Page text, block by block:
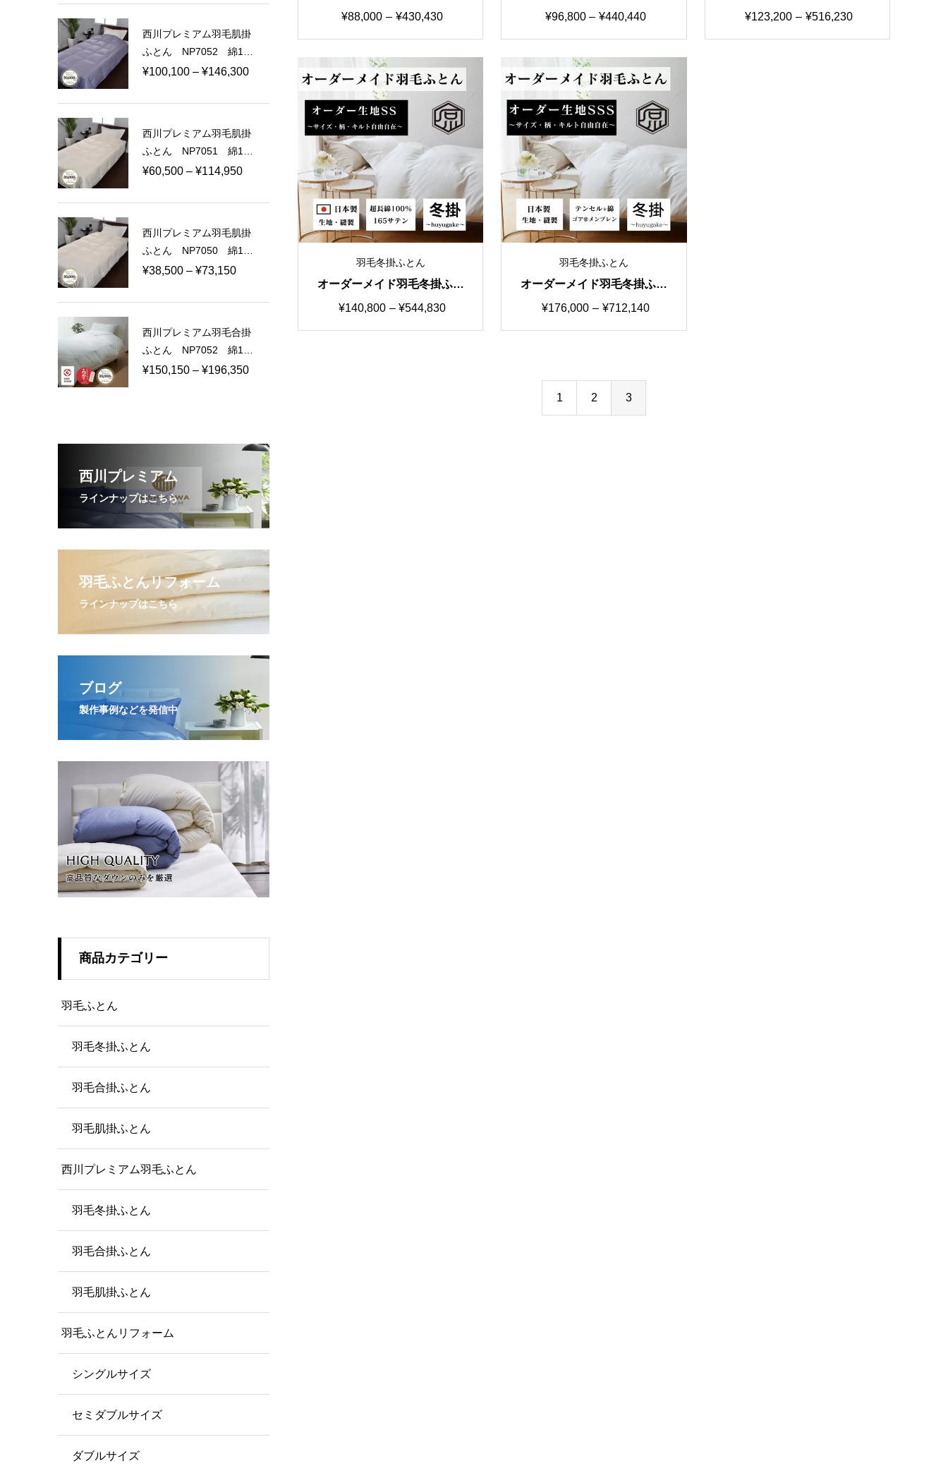
ん 国産生地B カスタマイズ
¥88,000 – ¥430,430
価
帯:
¥88,000
–
¥430,430
ん 国産生地C カスタマイズ
¥96,800 – ¥440,440
価
帯:
¥96,800
¥440,440
ん 国産生地S カスタマイズ
¥123,200 – ¥516,230
価
羽毛冬掛ふとん
オーダーメイド羽毛冬掛ふと
ん 国産生地SS カスタマイ
¥140,800 – ¥544,830
価
羽毛冬掛ふとん
オーダーメイド羽毛冬掛ふと
ん 国産生地SSS カスタマ
¥176,000 – ¥712,140
価
1 2 3
帯:
–
西川プレミアム羽毛肌掛
ふとん NP7052 綿10
0％ 80ラムコサテン
¥100,100 – ¥146,300価
帯:
–
西川プレミアム羽毛肌掛
ふとん NP7051 綿10
0％ 60ラムコサテン
¥60,500 – ¥114,950価
帯:
–
西川プレミアム羽毛肌掛
ふとん NP7050 綿10
0％ 60サテン 日本製
¥38,500 – ¥73,150価
帯:
–
西川プレミアム羽毛合掛
ふとん NP7052 綿10
0％ 80ラムコサテン
¥150,150 – ¥196,350価
¥196,350
西川プレミアム
ラインナップはこちら
羽毛ふとんリフォーム
ラインナップはこちら
ブログ
製作事例などを発信中
商品カテゴリー
羽毛ふとん
羽毛冬掛ふとん
羽毛合掛ふとん
羽毛肌掛ふとん
西川プレミアム羽毛ふとん
羽毛冬掛ふとん
羽毛合掛ふとん
羽毛肌掛ふとん
羽毛ふとんリフォーム
シングルサイズ
セミダブルサイズ
ダブルサイズ